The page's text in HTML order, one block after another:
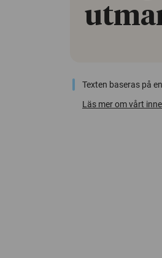
Texten baseras på
Läs mer om vårt